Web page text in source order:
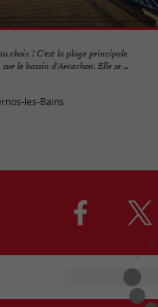
choix ! C'est la plage principale
le bassin d'Arcachon. Elle se ...
les-Bains